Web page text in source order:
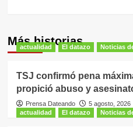
Más historias
actualidad El datazo Noticias
TSJ confirmó pena
propició abuso y
Prensa Dateando
5 agosto, 2026
actualidad
El datazo Noticias